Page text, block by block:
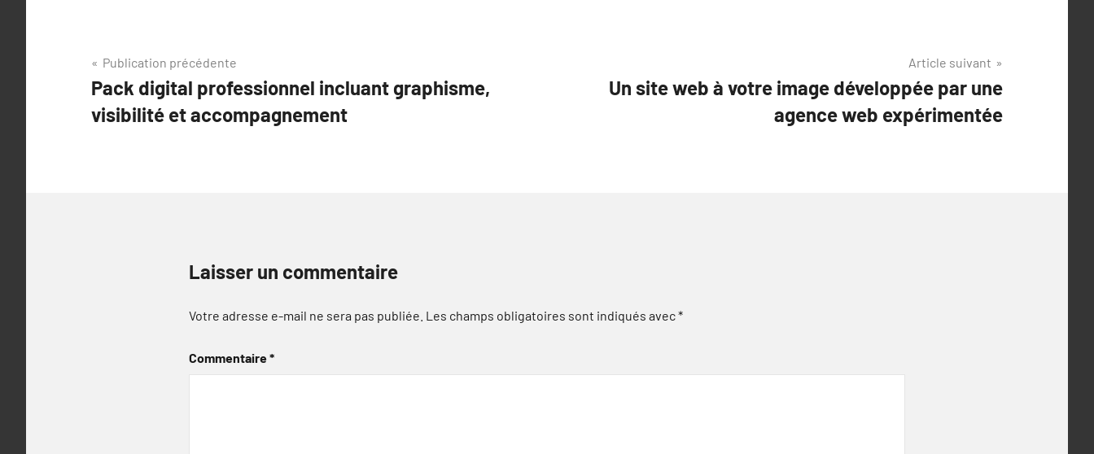
Navigation
de
l’article
Publication précédente
Pack digital professionnel incluant graphisme,
visibilité et accompagnement
Article suivant
Un site web à votre image développée par une
agence web expérimentée
Laisser un commentaire
Votre adresse e-mail ne sera pas publiée. Les champs obligatoires sont indiqués avec*
Commentaire*